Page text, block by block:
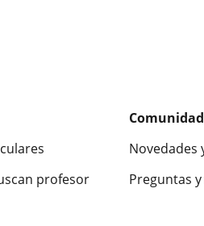
profesor
Comunidad
Novedades
Preguntas